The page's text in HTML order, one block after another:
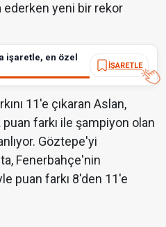
ederken yeni bir rekor
işaretle, en özel
İŞARETLE
11'e çıkaran Aslan,
farkı ile şampiyon olan
Göztepe'yi
Fenerbahçe'nin
puan farkı 8'den 11'e